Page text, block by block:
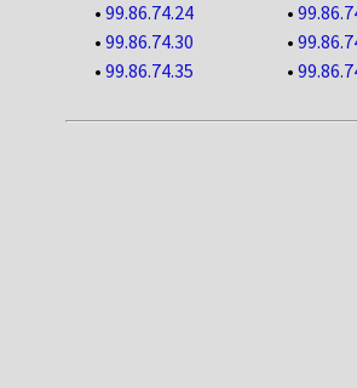
• 99.86.74.24 •
• 99.86.74.30 •
• 99.86.74.35 •